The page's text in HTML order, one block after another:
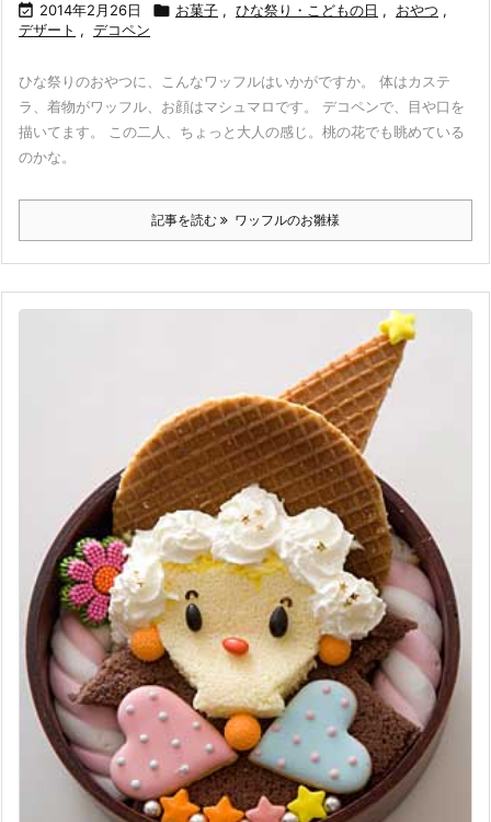
 2014年2月26日  お菓子 , ひな祭り・こどもの日 , おやつ ,
デザート , デコペン
ひな祭りのおやつに、こんなワッフルはいかがですか。 体はカステ
ラ、着物がワッフル、お顔はマシュマロです。 デコペンで、目や口を
描いてます。 この二人、ちょっと大人の感じ。桃の花でも眺めている
のかな。
記事を読む ワッフルのお雛様